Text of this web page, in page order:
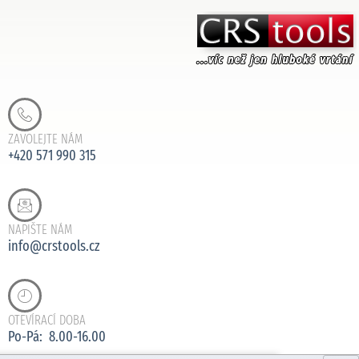
ZAVOLEJTE NÁM
+420 571 990 315
NAPIŠTE NÁM
info@crstools.cz
OTEVÍRACÍ DOBA
Po-Pá: 8.00-16.00